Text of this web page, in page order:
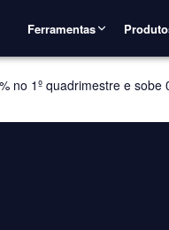
Ferramentas
no 1º quadrimestre e sobe